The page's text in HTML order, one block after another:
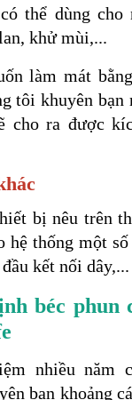
thể dùng cho
khử mùi,...
làm mát
tôi khuyên bạn
cho ra được
bị nêu trên
hệ thống một
kết nối dây,...
béc phun
nhiều năm
bạn khoảng